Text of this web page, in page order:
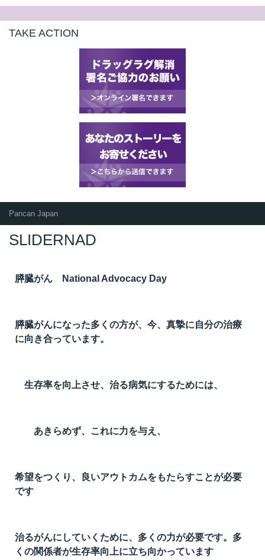
TAKE ACTION
Pancan Japan
SLIDERNAD
膵臓がん National Advocacy Day
膵臓がんになった多くの方が、今、真摯に自分の治療
に向き合っています。
生存率を向上させ、治る病気にするためには、
あきらめず、これに力を与え、
希望をつくり、良いアウトカムをもたらすことが必要
です
治るがんにしていくために、多くの力が必要です。多
くの関係者が生存率向上に立ち向かっています